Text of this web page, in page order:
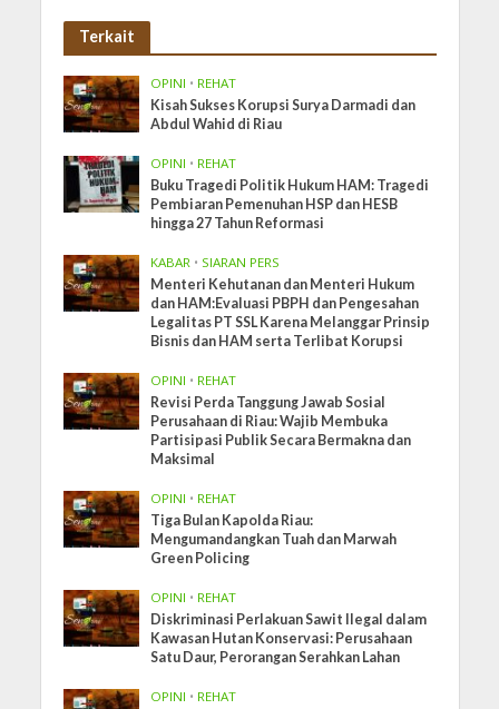
Terkait
OPINI • REHAT
Kisah Sukses Korupsi Surya Darmadi dan
Abdul Wahid di Riau
OPINI • REHAT
Buku Tragedi Politik Hukum HAM: Tragedi
Pembiaran Pemenuhan HSP dan HESB
hingga 27 Tahun Reformasi
KABAR • SIARAN PERS
Menteri Kehutanan dan Menteri Hukum
dan HAM:Evaluasi PBPH dan Pengesahan
Legalitas PT SSL Karena Melanggar Prinsip
Bisnis dan HAM serta Terlibat Korupsi
OPINI • REHAT
Revisi Perda Tanggung Jawab Sosial
Perusahaan di Riau: Wajib Membuka
Partisipasi Publik Secara Bermakna dan
Maksimal
OPINI • REHAT
Tiga Bulan Kapolda Riau:
Mengumandangkan Tuah dan Marwah
Green Policing
OPINI • REHAT
Diskriminasi Perlakuan Sawit Ilegal dalam
Kawasan Hutan Konservasi: Perusahaan
Satu Daur, Perorangan Serahkan Lahan
OPINI • REHAT